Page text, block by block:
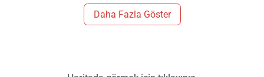
Daha Fazla Göster